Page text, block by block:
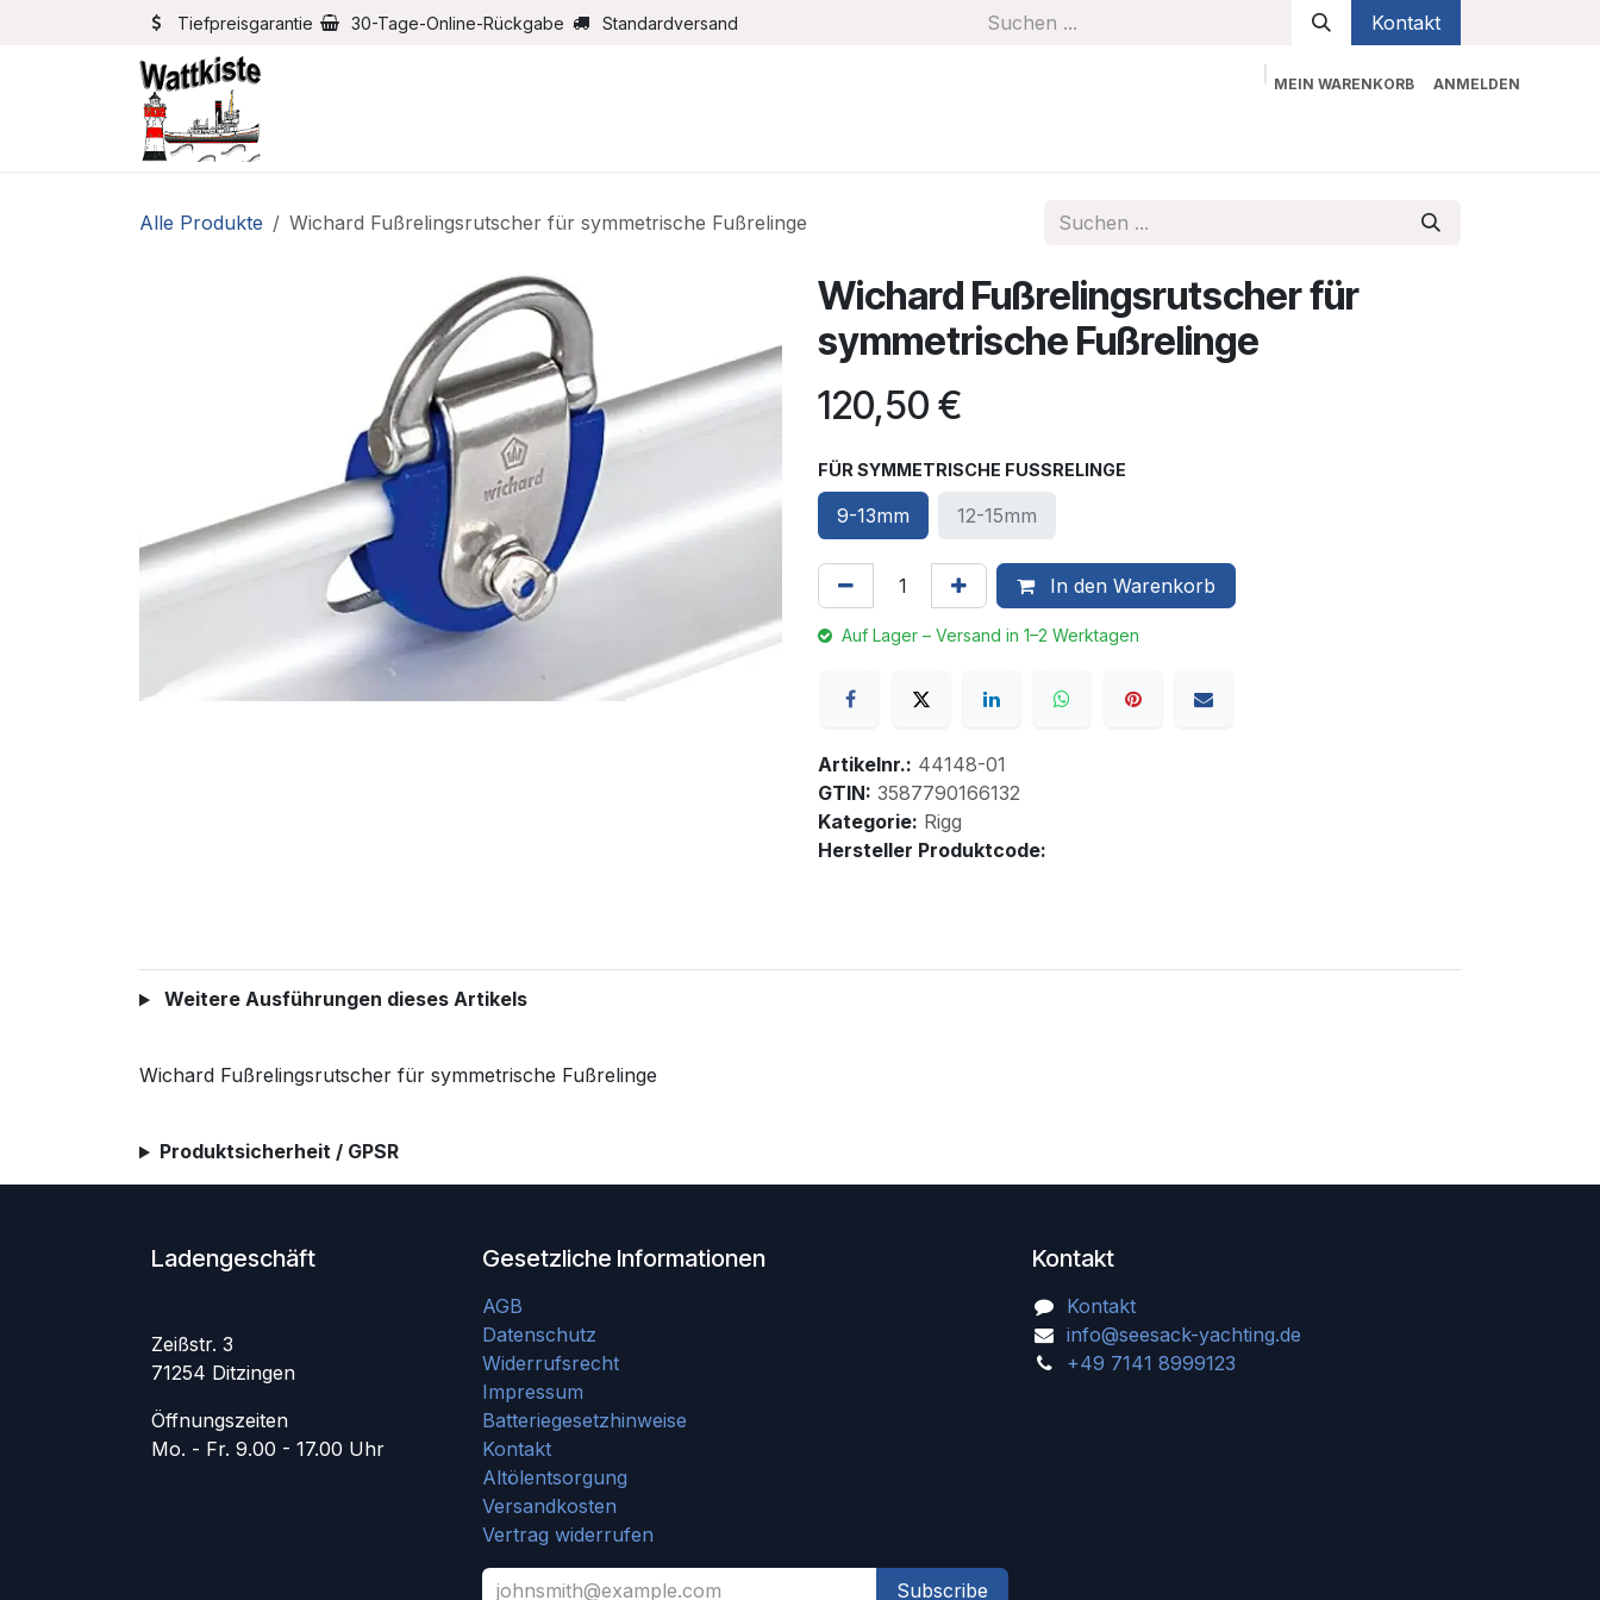
Zum Inhalt springenTiefpreisgarantie 30-Tage-Online-Rückgabe Standardversand Kontakt
MEIN WARENKORB ANMELDEN
Alle Produkte Wichard Fußrelingsrutscher für symmetrische Fußrelinge
Wichard Fußrelingsrutscher für
symmetrische Fußrelinge
120,50 €
FÜR SYMMETRISCHE FUSSRELINGE
9-13mm 12-15mm
In den Warenkorb
Auf Lager – Versand in 1–2 Werktagen
Artikelnr.: 44148-01
GTIN: 3587790166132
Kategorie: Rigg
Hersteller Produktcode:
Weitere Ausführungen dieses Artikels
Wichard Fußrelingsrutscher für symmetrische Fußrelinge
Produktsicherheit / GPSR
Ladengeschäft
Zeißstr. 3
71254 Ditzingen
Öffnungszeiten
Mo. - Fr. 9.00 - 17.00 Uhr
Kontakt
Kontakt
info@seesack-yachting.de
+49 7141 8999123
Gesetzliche Informationen
AGB
Datenschutz
Widerrufsrecht
Impressum
Batteriegesetzhinweise
Kontakt
Altölentsorgung
Versandkosten
Vertrag widerrufen
Subscribe